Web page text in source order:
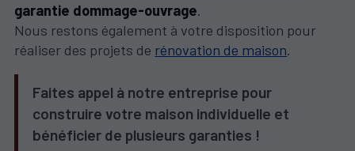
garantie dommage-ouvrage.
Nous restons également à votre disposition pour
réaliser des projets de rénovation de maison.
Faites appel à notre entreprise pour
construire votre maison individuelle et
bénéficier de plusieurs garanties !